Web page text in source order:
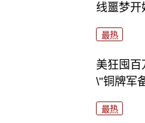
线噩梦开
最热
美狂囤百
\"铜牌军
最热